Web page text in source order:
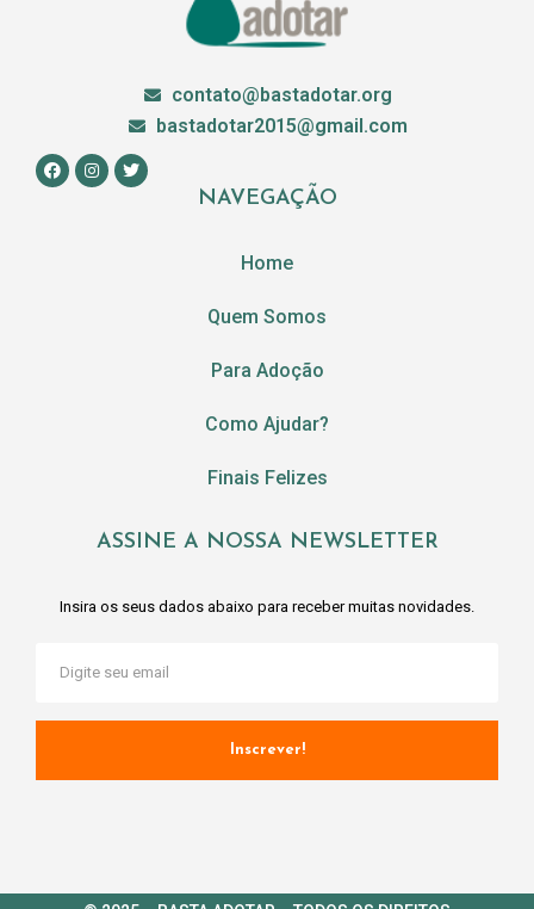
contato@bastadotar.org
bastadotar2015@gmail.com
NAVEGAÇÃO
Home
Quem Somos
Para Adoção
Como Ajudar?
Finais Felizes
ASSINE A NOSSA NEWSLETTER
Insira os seus dados abaixo para receber muitas novidades.
Inscrever!